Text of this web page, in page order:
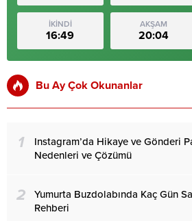
İKİNDİ
16:49
AKŞAM
20:04
Bu Ay Çok Okunanlar
1
Instagram’da Hikaye ve Gönderi
Nedenleri ve Çözümü
2
Yumurta Buzdolabında Kaç Gün
Rehberi